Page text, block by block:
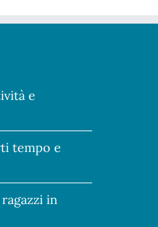
e
tempo e
in